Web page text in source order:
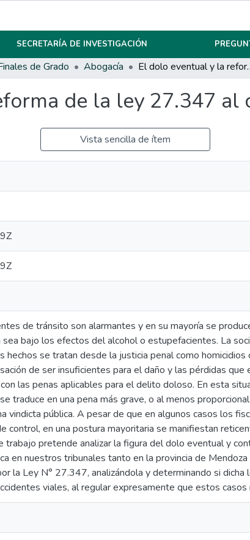
SECRETARÍA DE INVESTIGACIÓN
de Grado Abogacía El dolo eventual y la
de la ley 27.347 al
Vista sencilla de ítem
de tránsito son alarmantes y en su mayoría se
sea bajo los efectos del alcohol o estupefacientes. La
hechos se tratan desde la justicia penal como
de ser insuficientes para el daño y las pérdidas
las penas aplicables para el delito doloso. En esta
traduce en una pena más grave, o al menos
vindicta pública. A pesar de que en algunos casos los
control, en una postura mayoritaria se manifiestan
trabajo pretende analizar la figura del dolo eventual y
en nuestros tribunales tanto en la provincia de
la Ley N° 27.347, analizándola y determinando si
viales, al regular expresamente que estos casos